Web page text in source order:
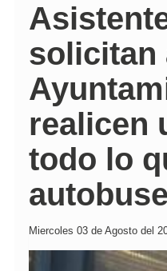
solicitan
realicen
todo lo
Miercoles 03 de Agosto del